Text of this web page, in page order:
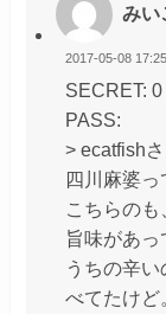
みい
2017-05-08 17:25
SECRET: 0
PASS:
> ecatfishさ
四川麻婆っ
こちらの
旨味があっ
うちの辛
べてたけど